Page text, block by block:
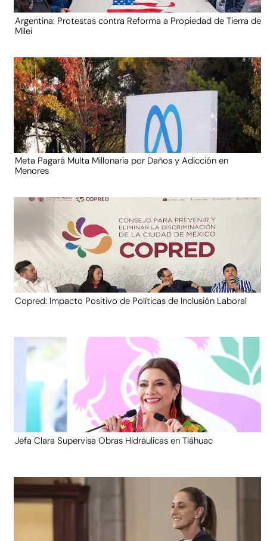
Argentina: Protestas contra Reforma a Propiedad de Tierra de
Milei
Meta Pagará Multa Millonaria por Daños y Adicción en
Menores
Copred: Impacto Positivo de Políticas de Inclusión Laboral
Jefa Clara Supervisa Obras Hidráulicas en Tláhuac